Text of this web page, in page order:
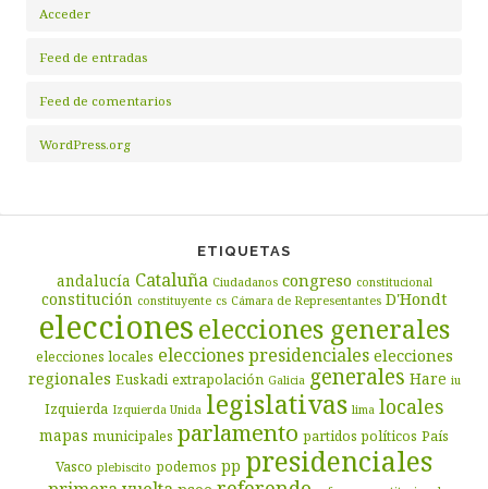
Acceder
Feed de entradas
Feed de comentarios
WordPress.org
ETIQUETAS
andalucía Cataluña Ciudadanos congreso constitucional
constitución constituyente cs Cámara de Representantes D'Hondt
eleccioneselecciones generales
elecciones locales elecciones presidenciales elecciones
regionales Euskadi extrapolación Galicia generales Hare iu
Izquierda Izquierda Unida legislativas lima locales
mapas municipales parlamento partidos políticos País
Vasco plebiscito podemos pp presidenciales